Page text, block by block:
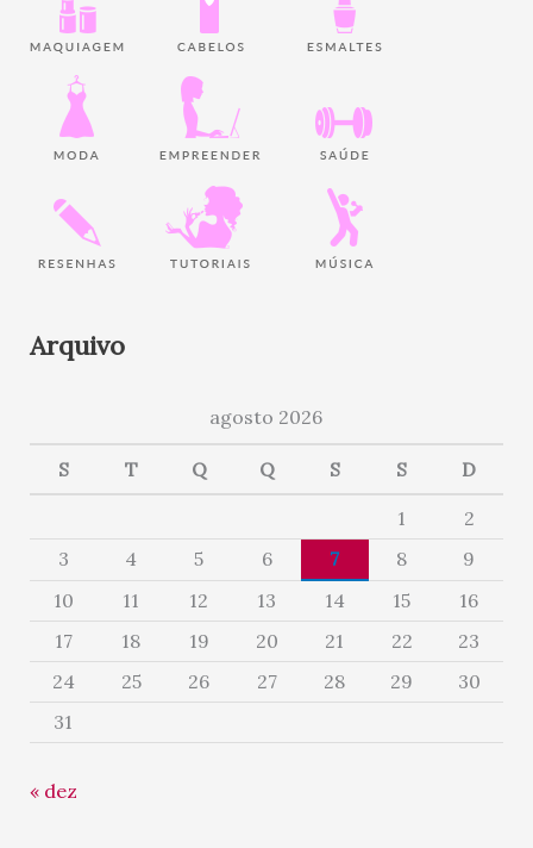
Arquivo
agosto 2026
S T Q Q S S D
1
2
3
4 5 6 7 8
9
10
11 12 13 14 15
16
17
18 19 20 21 22
23
24
25 26 27 28 29
30
31
« dez